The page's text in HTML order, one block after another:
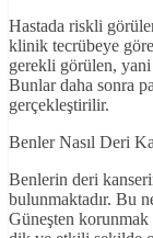
Hastada riskli
klinik tecrübeye göre
gerekli görülen,
Bunlar daha sonra
gerçekleştirilir.
Benler Nasıl Deri
Benlerin deri
bulunmaktadır. Bu
Güneşten korunmak